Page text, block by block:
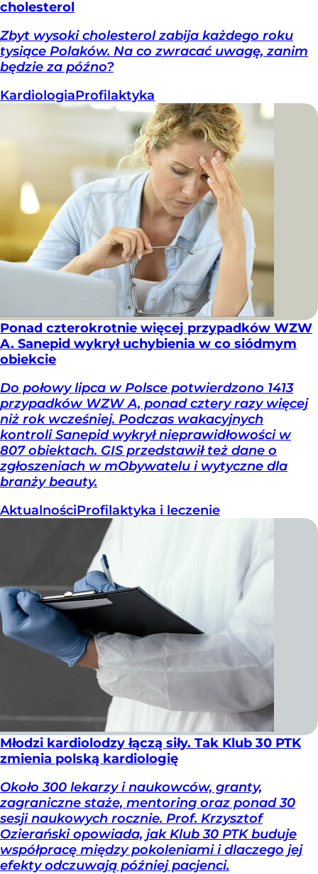
cholesterol
Zbyt wysoki cholesterol zabija każdego roku
tysiące Polaków. Na co zwracać uwagę, zanim
będzie za późno?
KardiologiaProfilaktyka
Ponad czterokrotnie więcej przypadków WZW
A. Sanepid wykrył uchybienia w co siódmym
obiekcie
Do połowy lipca w Polsce potwierdzono 1413
przypadków WZW A, ponad cztery razy więcej
niż rok wcześniej. Podczas wakacyjnych
kontroli Sanepid wykrył nieprawidłowości w
807 obiektach. GIS przedstawił też dane o
zgłoszeniach w mObywatelu i wytyczne dla
branży beauty.
AktualnościProfilaktyka i leczenie
Młodzi kardiolodzy łączą siły. Tak Klub 30 PTK
zmienia polską kardiologię
Około 300 lekarzy i naukowców, granty,
zagraniczne staże, mentoring oraz ponad 30
sesji naukowych rocznie. Prof. Krzysztof
Ozierański opowiada, jak Klub 30 PTK buduje
współpracę między pokoleniami i dlaczego jej
efekty odczuwają później pacjenci.